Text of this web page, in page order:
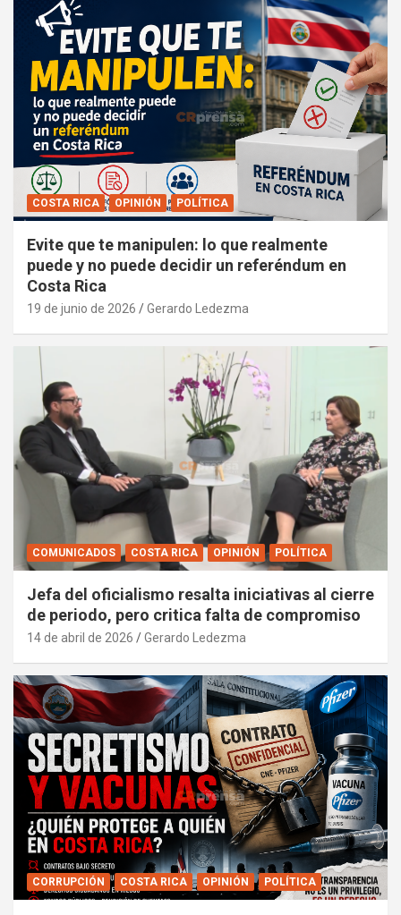
COSTA RICA OPINIÓN POLÍTICA
Evite que te manipulen: lo que realmente
puede y no puede decidir un referéndum en
Costa Rica
19 de junio de 2026 Gerardo Ledezma
COMUNICADOS COSTA RICA OPINIÓN POLÍTICA
Jefa del oficialismo resalta iniciativas al cierre
de periodo, pero critica falta de compromiso
14 de abril de 2026 Gerardo Ledezma
CORRUPCIÓN COSTA RICA OPINIÓN POLÍTICA